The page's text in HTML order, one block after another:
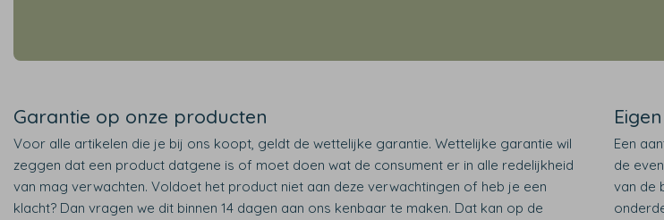
Garantie op onze producten
Voor alle artikelen die je bij ons koopt, geldt de wettelijke garantie. Wettelijke garantie wil
zeggen dat een product datgene is of moet doen wat de consument er in alle redelijkheid
van mag verwachten. Voldoet het product niet aan deze verwachtingen of heb je een
klacht? Dan vragen we dit binnen 14 dagen aan ons kenbaar te maken. Dat kan op de
Een
de
van de